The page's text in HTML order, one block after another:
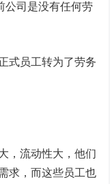
公司是没有任何劳
员工转为了劳务
流动性大，他们
求，而这些员工也